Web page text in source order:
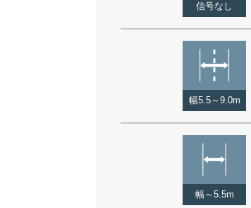
信号なし
幅5.5～9.0m
幅～5.5m